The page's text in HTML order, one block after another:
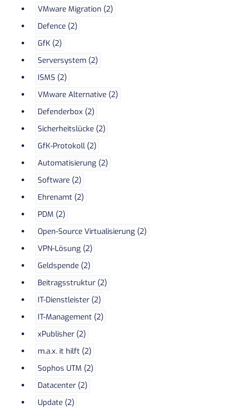
VMware Migration (2)
Defence (2)
GfK (2)
Serversystem (2)
ISMS (2)
VMware Alternative (2)
Defenderbox (2)
Sicherheitslücke (2)
GfK-Protokoll (2)
Automatisierung (2)
Software (2)
Ehrenamt (2)
PDM (2)
Open-Source Virtualisierung (2)
VPN-Lösung (2)
Geldspende (2)
Beitragsstruktur (2)
IT-Dienstleister (2)
IT-Management (2)
xPublisher (2)
m.a.x. it hilft (2)
Sophos UTM (2)
Datacenter (2)
Update (2)